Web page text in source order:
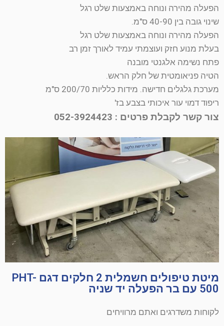
הפעלה מהירה ונוחה באמצעות שלט רגל
שינוי גובה בין 40-90 ס"מ.
הפעלה מהירה ונוחה באמצעות שלט רגל
בעלת מנוע חזק ועוצמתי עמיד לאורך זמן רב
פתח נשימה אלגנטי מובנה
הטיה פניאומטית של חלק הראש.
מערכת גלגלים חדישה. מידות כלליות 200/70 ס"מ
ריפוד דמוי עור איכותי בצבע בז'
צור קשר לקבלת פרטים : 052-3924423
מיטת טיפולים חשמלית 2 חלקים דגם PHT-
500 עם בר הפעלה יד שניה
לקוחות משדרגים ואתם מרוויחים